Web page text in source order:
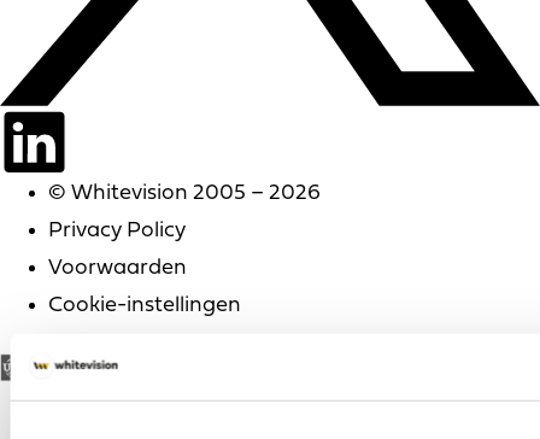
© Whitevision 2005 – 2026
Privacy Policy
Voorwaarden
Cookie-instellingen